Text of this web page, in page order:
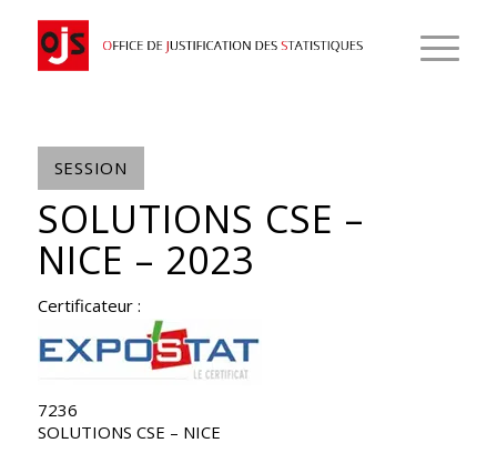
SESSION
SOLUTIONS CSE –
NICE – 2023
Certificateur :
7236
SOLUTIONS CSE – NICE